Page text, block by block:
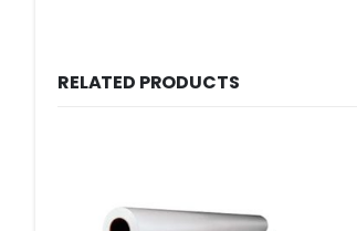
RELATED PRODUCTS